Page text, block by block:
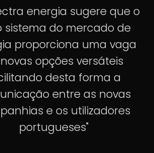
energia sugere que o
sistema do mercado de
proporciona uma vaga
opções versáteis
desta forma a
entre as novas
e os utilizadores
portugueses"